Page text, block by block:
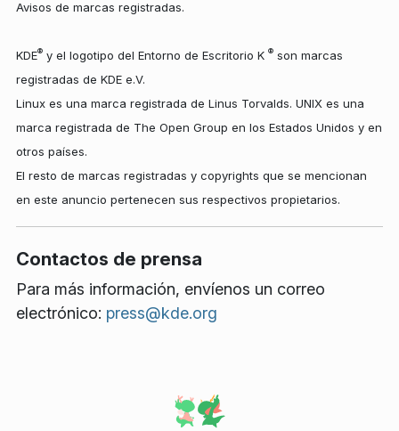
Avisos de marcas registradas.
KDE® y el logotipo del Entorno de Escritorio K ® son marcas
registradas de KDE e.V.
Linux es una marca registrada de Linus Torvalds. UNIX es una
marca registrada de The Open Group en los Estados Unidos y en
otros países.
El resto de marcas registradas y copyrights que se mencionan
en este anuncio pertenecen sus respectivos propietarios.
Contactos de prensa
Para más información, envíenos un correo
electrónico: press@kde.org